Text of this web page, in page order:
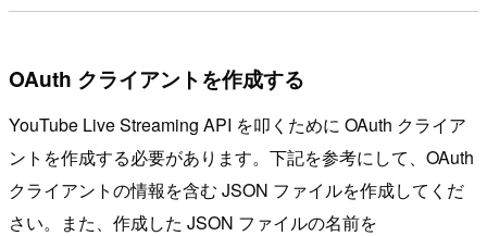
OAuth クライアントを作成する
YouTube Live Streaming API を叩くために OAuth クライア
ントを作成する必要があります。下記を参考にして、OAuth
クライアントの情報を含む JSON ファイルを作成してくだ
さい。また、作成した JSON ファイルの名前を